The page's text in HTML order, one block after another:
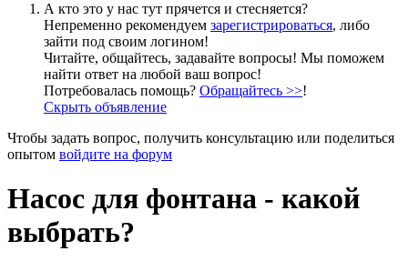
А кто это у нас тут прячется и стесняется?
Непременно рекомендуем зарегистрироваться, либо
зайти под своим логином!
Читайте, общайтесь, задавайте вопросы! Мы поможем
найти ответ на любой ваш вопрос!
Потребовалась помощь? Обращайтесь >>!
Скрыть объявление
Чтобы задать вопрос, получить консультацию или поделиться
опытом войдите на форум
Насос для фонтана - какой
выбрать?